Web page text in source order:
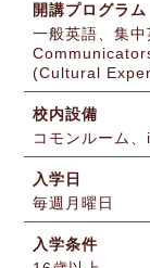
開講プログラム
一般英語、集
(Cultural
校内設備
コモンルーム
入学日
毎週月曜日
入学条件